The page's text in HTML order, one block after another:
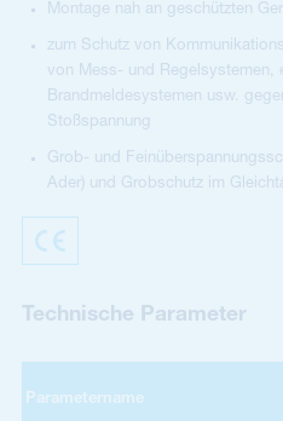
Montage nah an geschützten
zum Schutz von
von Mess- und Regelsystemen,
Brandmeldesystemen usw.
Stoßspannung
Grob- und
Ader) und Grobschutz im
Technische Parameter
Parametername